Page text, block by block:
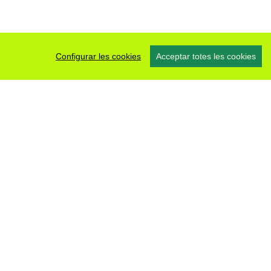
Configurar les cookies Acceptar totes les cookies